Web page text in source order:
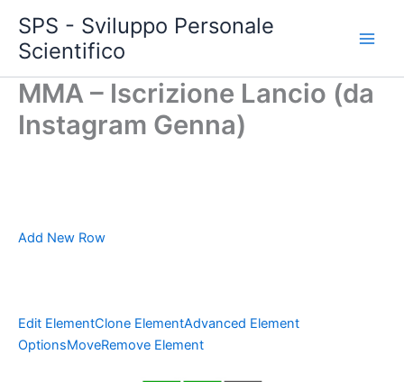
contenuto
SPS - Sviluppo Personale
Scientifico
MMA – Iscrizione Lancio (da
Instagram Genna)
Add New Row
Edit ElementClone ElementAdvanced Element
OptionsMoveRemove Element